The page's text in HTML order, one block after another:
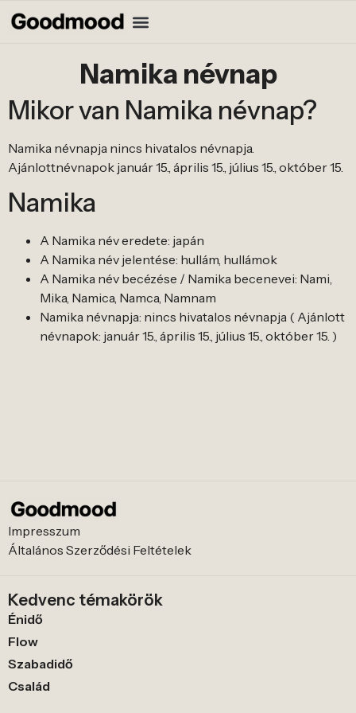
Namika névnap
Mikor van Namika névnap?
Namika névnapja nincs hivatalos névnapja.
Ajánlottnévnapok január 15., április 15., július 15., október 15.
Namika
A Namika név eredete: japán
A Namika név jelentése: hullám, hullámok
A Namika név becézése / Namika becenevei: Nami,
Mika, Namica, Namca, Namnam
Namika névnapja: nincs hivatalos névnapja ( Ajánlott
névnapok: január 15., április 15., július 15., október 15. )
Impresszum
Általános Szerződési Feltételek
Kedvenc témakörök
Énidő
Flow
Szabadidő
Család